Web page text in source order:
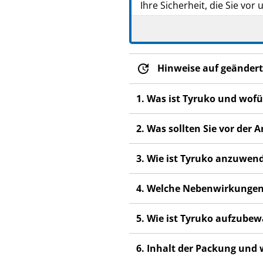
Ihre Sicherheit, die Sie vor
Heben Sie die
lesen. Führen Sie die
nach der letzten Dosis
Tyruko auftreten
Wenn Sie weitere
Wenn Sie
nicht in dieser
Hinweise auf
1. Was ist Tyruko und
2. Was sollten Sie vor der
3. Wie ist Tyruko
4. Welche
5. Wie ist Tyruko
6. Inhalt der Packung